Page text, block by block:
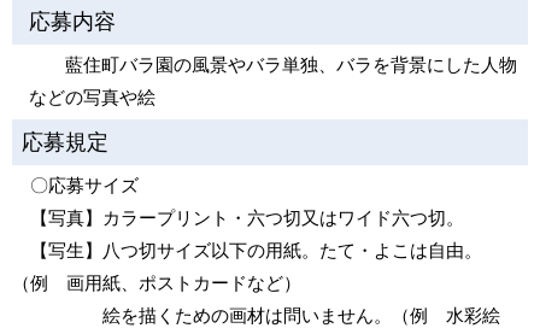
応募内容
藍住町バラ園の風景やバラ単独、バラを背景にした人物
などの写真や絵
応募規定
〇応募サイズ
【写真】カラープリント・六つ切又はワイド六つ切。
【写生】八つ切サイズ以下の用紙。たて・よこは自由。
（例 画用紙、ポストカードなど）
絵を描くための画材は問いません。（例 水彩絵